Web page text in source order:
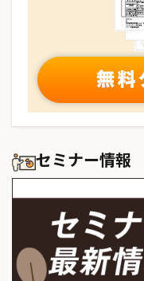
セミナー情報